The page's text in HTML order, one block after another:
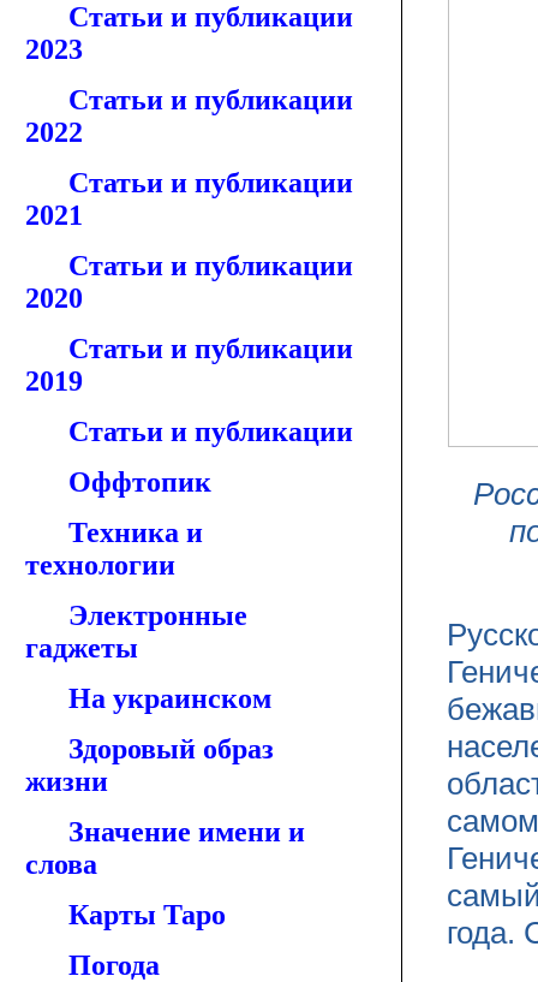
Статьи и публикации
2023
Статьи и публикации
2022
Статьи и публикации
2021
Статьи и публикации
2020
Статьи и публикации
2019
Статьи и публикации
Оффтопик
Техника и
технологии
Электронные
гаджеты
На украинском
Здоровый образ
жизни
Значение имени и
слова
Карты Таро
Погода
года.